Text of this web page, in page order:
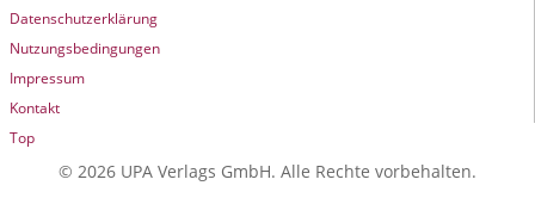
Datenschutzerklärung
Nutzungsbedingungen
Impressum
Kontakt
Top
© 2026 UPA Verlags GmbH. Alle Rechte vorbehalten.